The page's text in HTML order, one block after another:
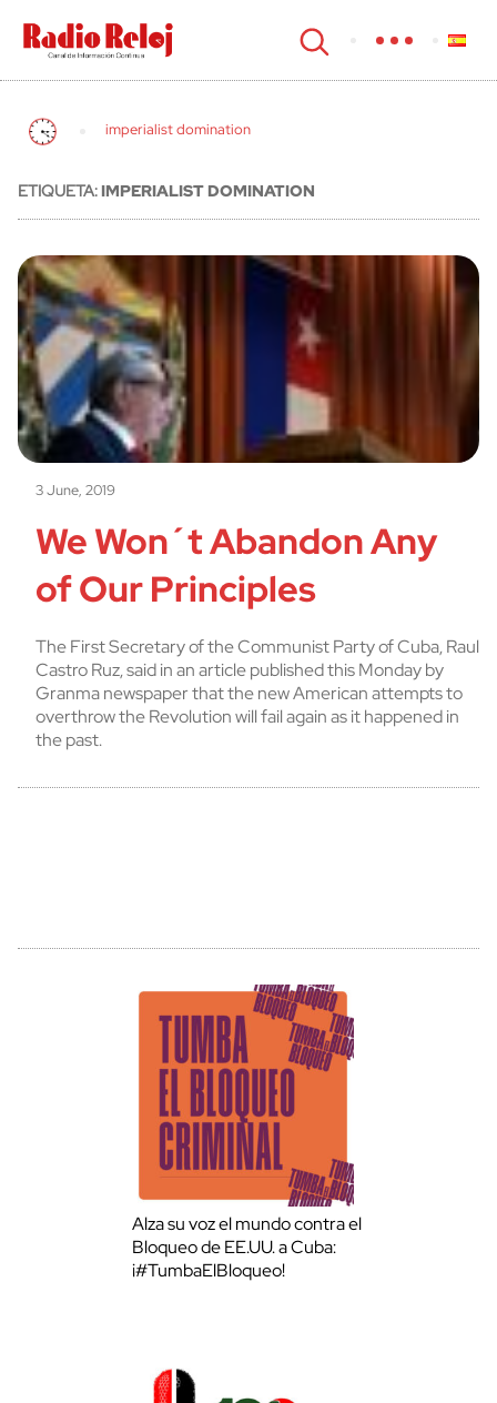
cerrar
imperialist domination
ETIQUETA:IMPERIALIST DOMINATION
3 June, 2019
We Won´t Abandon Any
of Our Principles
The First Secretary of the Communist Party of Cuba, Raul
Castro Ruz, said in an article published this Monday by
Granma newspaper that the new American attempts to
overthrow the Revolution will fail again as it happened in
the past.
Alza su voz el mundo contra el
Bloqueo de EE.UU. a Cuba:
¡#TumbaElBloqueo!